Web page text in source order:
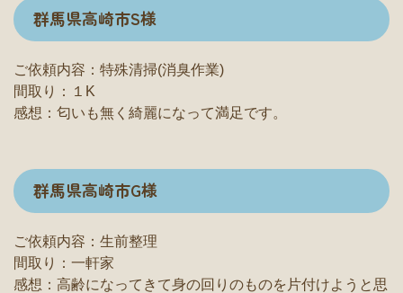
群馬県高崎市S様
ご依頼内容：特殊清掃(消臭作業)
間取り：１K
感想：匂いも無く綺麗になって満足です。
群馬県高崎市G様
ご依頼内容：生前整理
間取り：一軒家
感想：高齢になってきて身の回りのものを片付けようと思